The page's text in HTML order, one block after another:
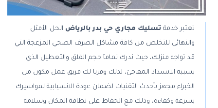
تعتبر خدمة تسليك مجاري حي بدر بالرياض الحل الأمثل
والنهائي للتخلص من كافة مشاكل الصرف الصحي المزعجة التي
قد تواجه منزلك، حيث ندرك تماماً حجم القلق والتعطيل الذي
يسببه الانسداد المفاجئ، لذلك وفرنا لك فريق عمل مكون من
الخبراء مجهز بأحدث التقنيات لضمان عودة الانسيابية لمواسيرك
بسرعة وكفاءة، وذلك مع الحفاظ على نظافة المكان وسلامة